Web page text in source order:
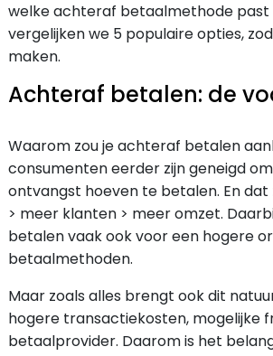
welke achteraf betaalmethode past
vergelijken we 5 populaire opties,
maken.
Achteraf betalen: de
Waarom zou je achteraf betalen
consumenten eerder zijn geneigd
ontvangst hoeven te betalen. En
> meer klanten > meer omzet.
betalen vaak ook voor een hogere
betaalmethoden.
Maar zoals alles brengt ook dit
hogere transactiekosten, mogelijke
betaalprovider. Daarom is het